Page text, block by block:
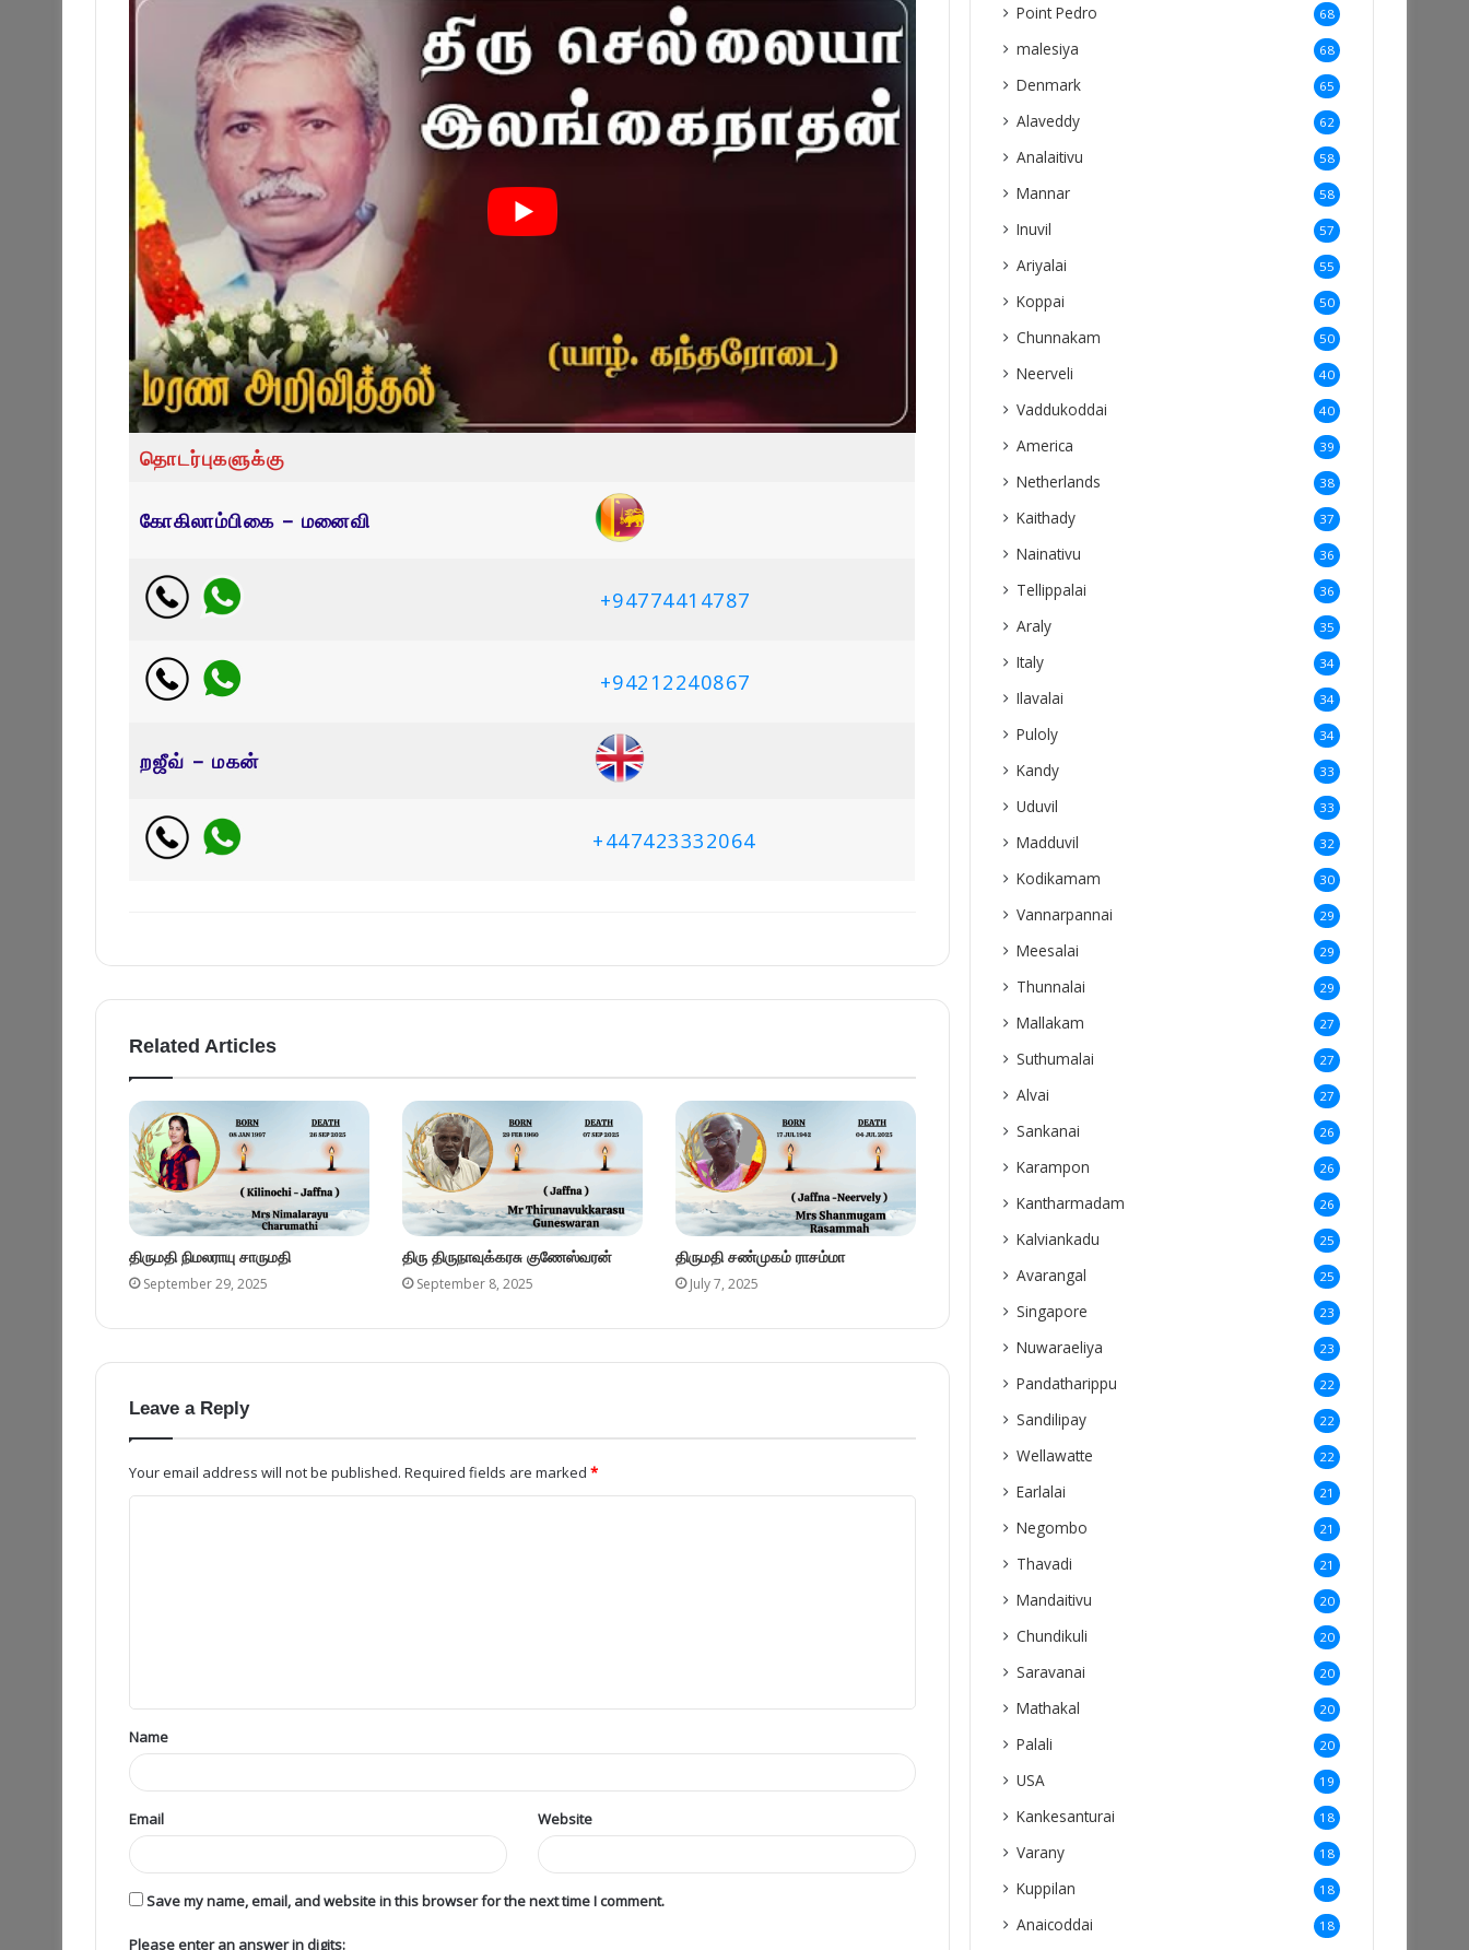
தொடர்புகளுக்கு
கோகிலாம்பிகை – மனைவி
+94774414787
+94212240867
றஜீவ் – மகன்
+447423332064
Related Articles
திருமதி நிமலராயு சாருமதி
September 29, 2025
திரு திருநாவுக்கரசு குணேஸ்வரன்
September 8, 2025
திருமதி சண்முகம் ராசம்மா
July 7, 2025
Leave a Reply
Your email address will not be published. Required fields are marked *
Name
Email Website
Save my name, email, and website in this browser for the next time I comment.
Please enter an answer in digits:
Point Pedro 68
malesiya 68
Denmark 65
Alaveddy 62
Analaitivu 58
Mannar 58
Inuvil 57
Ariyalai 55
Koppai 50
Chunnakam 50
Neerveli 40
Vaddukoddai 40
America 39
Netherlands 38
Kaithady 37
Nainativu 36
Tellippalai 36
Araly 35
Italy 34
Ilavalai 34
Puloly 34
Kandy 33
Uduvil 33
Madduvil 32
Kodikamam 30
Vannarpannai 29
Meesalai 29
Thunnalai 29
Mallakam 27
Suthumalai 27
Alvai 27
Sankanai 26
Karampon 26
Kantharmadam 26
Kalviankadu 25
Avarangal 25
Singapore 23
Nuwaraeliya 23
Pandatharippu 22
Sandilipay 22
Wellawatte 22
Earlalai 21
Negombo 21
Thavadi 21
Mandaitivu 20
Chundikuli 20
Saravanai 20
Mathakal 20
Palali 20
USA 19
Kankesanturai 18
Varany 18
Kuppilan 18
Anaicoddai 18